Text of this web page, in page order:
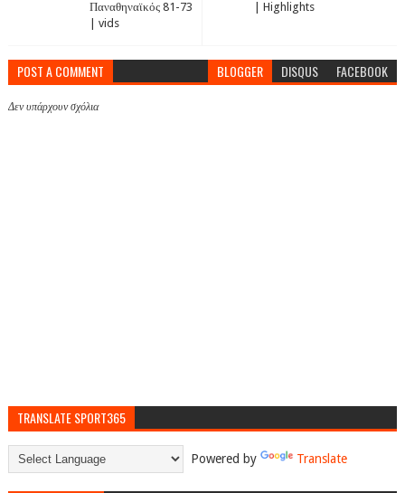
| Highlights
Παναθηναϊκός 81-73
| vids
POST A COMMENT BLOGGER DISQUS FACEBOOK
Δεν υπάρχουν σχόλια
TRANSLATE SPORT365
Powered by Translate